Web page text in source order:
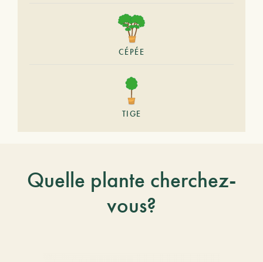
CÉPÉE
TIGE
Quelle plante cherchez-
vous?